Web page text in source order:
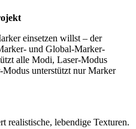
einsetzen willst – der
und Global-Marker-
alle Modi, Laser-Modus
unterstützt nur Marker
realistische, lebendige Texturen.